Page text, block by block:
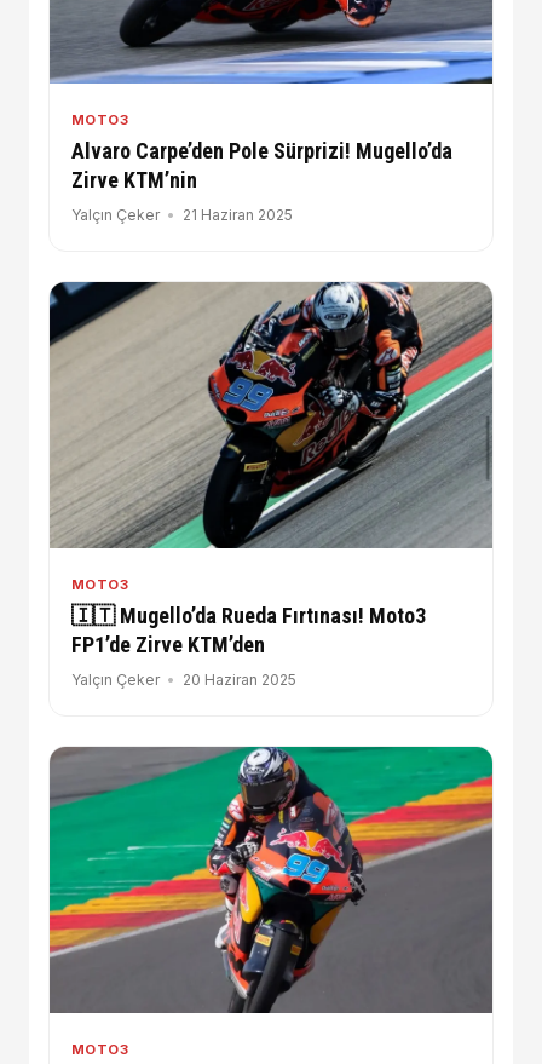
MOTO3
Alvaro Carpe’den Pole Sürprizi! Mugello’da
Zirve KTM’nin
Yalçın Çeker 21 Haziran 2025
MOTO3
🇮🇹 Mugello’da Rueda Fırtınası! Moto3
FP1’de Zirve KTM’den
Yalçın Çeker 20 Haziran 2025
MOTO3